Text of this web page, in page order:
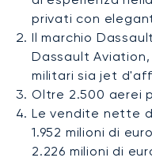
privati con
Il marchio
Dassault
militari sia jet
Oltre 2.500 aerei
Le vendite nette
1.952 milioni di
2.226 milioni di